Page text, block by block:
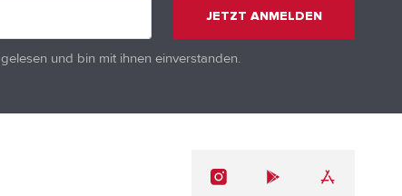
JETZT ANMELDEN
gelesen und bin mit ihnen einverstanden.